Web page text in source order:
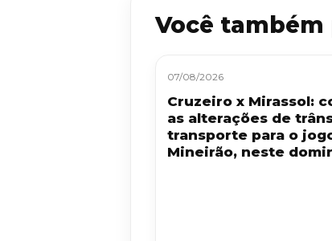
Você
07/08/2026
Cruzeiro x Mirassol:
as alterações de
transporte para o
Mineirão, neste